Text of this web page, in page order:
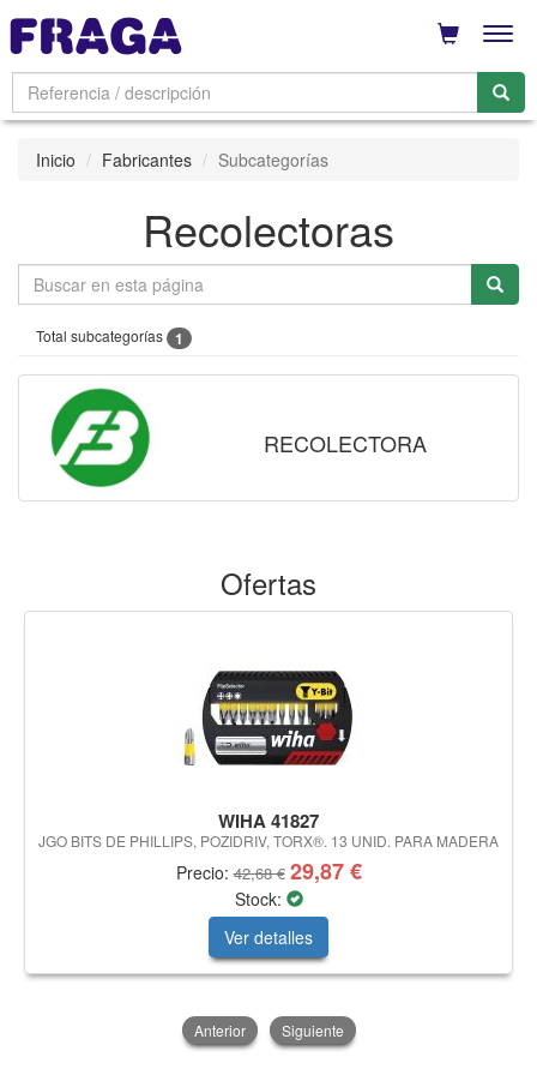
Inicio Fabricantes Subcategorías
Recolectoras
Total subcategorías 1
RECOLECTORA
Ofertas
WIHA 41827
JGO BITS DE PHILLIPS, POZIDRIV, TORX®. 13 UNID. PARA MADERA
Precio:42,68 € 29,87 €
Stock:
Ver detalles
Anterior Siguiente